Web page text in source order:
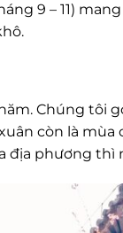
9 – 11)
Chúng tôi
còn là mùa
địa phương thì